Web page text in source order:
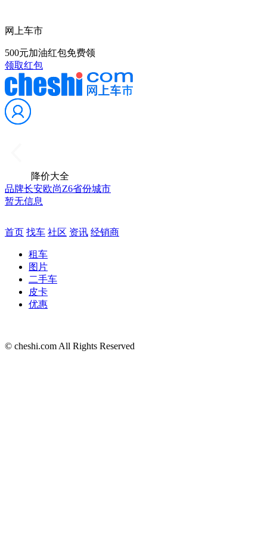
网上车市
500元加油红包免费领
领取红包
降价大全
品牌长安欧尚Z6省份城市
暂无信息
首页 找车 社区 资讯 经销商
租车
图片
二手车
皮卡
优惠
© cheshi.com All Rights Reserved